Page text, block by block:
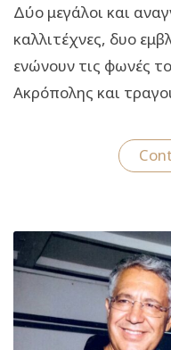
Δύο μεγάλοι και
καλλιτέχνες, δυο
ενώνουν τις φωνές
Ακρόπολης και